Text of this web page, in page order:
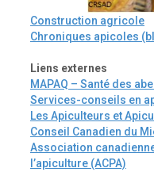
Construction agricole
Chroniques apicoles
Liens externes
MAPAQ – Santé des
Services-conseils en
Les Apiculteurs et
Conseil Canadien du
Association
l’apiculture (ACPA)